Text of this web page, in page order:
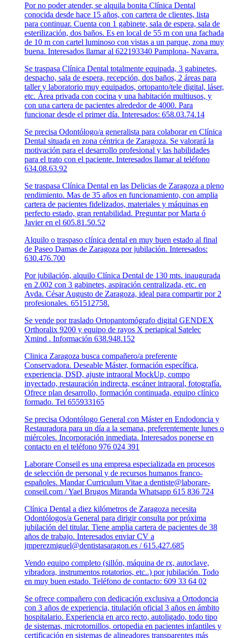
Por no poder atender, se alquila bonita Clínica Dental
conocida desde hace 15 años, con cartera de clientes, lista
para continuar. Cuenta con 1 gabinete, sala de espera, sala de
esterilización, dos baños. Es en local de 55 m con una fachada
de 10 m con cartel luminoso con vistas a un parque, zona muy
buena. Interesados llamar al 622193340 Pamplona- Navarra.
Se traspasa Clínica Dental totalmente equipada, 3 gabinetes,
despacho, sala de espera, recepción, dos baños, 2 áreas para
taller y laboratorio muy equipados, ortopanto/tele digital, láser,
etc. Área privada con cocina y una habitación multiusos, y
con una cartera de pacientes alrededor de 4000. Para
funcionar desde el primer día. Interesados: 658.03.74.14
Se precisa Odontólogo/a generalista para colaborar en Clínica
Dental situada en zona céntrica de Zaragoza. Se valorará la
motivación para el desarrollo profesional y las habilidades
para el trato con el paciente. Interesados llamar al teléfono
634.08.63.92
Se traspasa Clínica Dental en las Delicias de Zaragoza a pleno
rendimiento. Mas de 35 años en funcionamiento, con amplia
cartera de pacientes fidelizados, materiales y máquinas en
perfecto estado, gran rentabilidad. Preguntar por Marta ó
Javier en el 605.81.50.52
Alquilo o traspaso clínica dental en muy buen estado al final
de Paseo Damas de Zaragoza por jubilación. Interesados:
630.476.700
Por jubilación, alquilo Clínica Dental de 130 mts. inaugurada
en 2.002 con 3 gabinetes, aspiración centralizada, etc. en
Avda. César Augusto de Zaragoza, ideal para compartir por 2
profesionales. 651512758.
Se vende por traslado Ortopantomógrafo digital GENDEX
Orthoralix 9200 y equipo de rayos X periapical Satelec
Xmind . Información 638.948.152
Clinica Zaragoza busca compañero/a preferente
Conservadora. Deseable Máster, formación específica,
experiencia, DSD, ajuste intraoral MockUp, compo
inyectado, restauración indirecta, escáner intraoral, fotografía.
Ofrece plan desarrollo, formación continuada, equipo clínico
formado. Tel 655933165
Se precisa Odontólogo General con Máster en Endodoncia y
Restauradora para un día a la semana, preferentemente lunes o
miércoles. Incorporación inmediata. Interesados ponerse en
contacto en el teléfono 976 024 391
Laborare Conseil es una empresa especializada en procesos
de selección de personal y de recursos humanos franco-
españoles. Mandar Curriculum Vitae a dentiste@laborare-
conseil.com / Yael Brugos Miranda Whatsapp 615 836 724
Clínica Dental a diez kilómetros de Zaragoza necesita
Odontólogos/a General para dirigir consulta por próxima
jubilación del titular. Tiene amplia cartera de pacientes de 38
años de trabajo. Interesados enviar CV a
jmperezmiguel@dentistasaragon.es / 615.427.685
Vendo equipo completo (sillón, máquina de rx, autoclave,
vibradora, instrumentos rotatorios, etc..) por jubilación. Todo
en muy buen estado. Teléfono de contacto: 609 33 64 02
Se ofrece compañero con dedicación exclusiva a Ortodoncia
con 3 años de experiencia, titulación oficial 3 años en ámbito
hospitalario. Experiencia en arco recto, autoligado, todo tipo
de sistemas, microtornillos, ortopedia en pacientes infantiles y
certificación en sistemas de alineadores transparentes más